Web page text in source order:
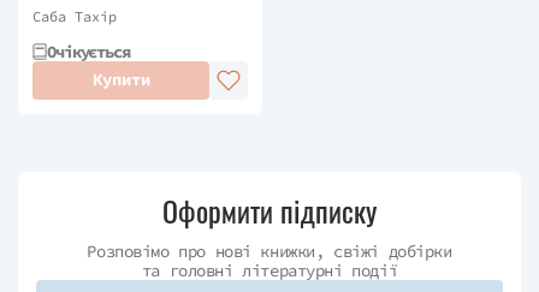
Саба Тахір
Очікується
Купити
Оформити підписку
Розповімо про нові книжки, свіжі добірки
та головні літературні події